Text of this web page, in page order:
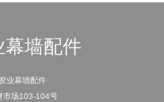
幕墙配件
业幕墙配件
市场103-104号